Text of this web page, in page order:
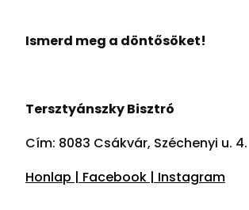
Ismerd meg a döntősöket!
Tersztyánszky Bisztró
Cím: 8083 Csákvár, Széchenyi u. 4.
Honlap | Facebook | Instagram